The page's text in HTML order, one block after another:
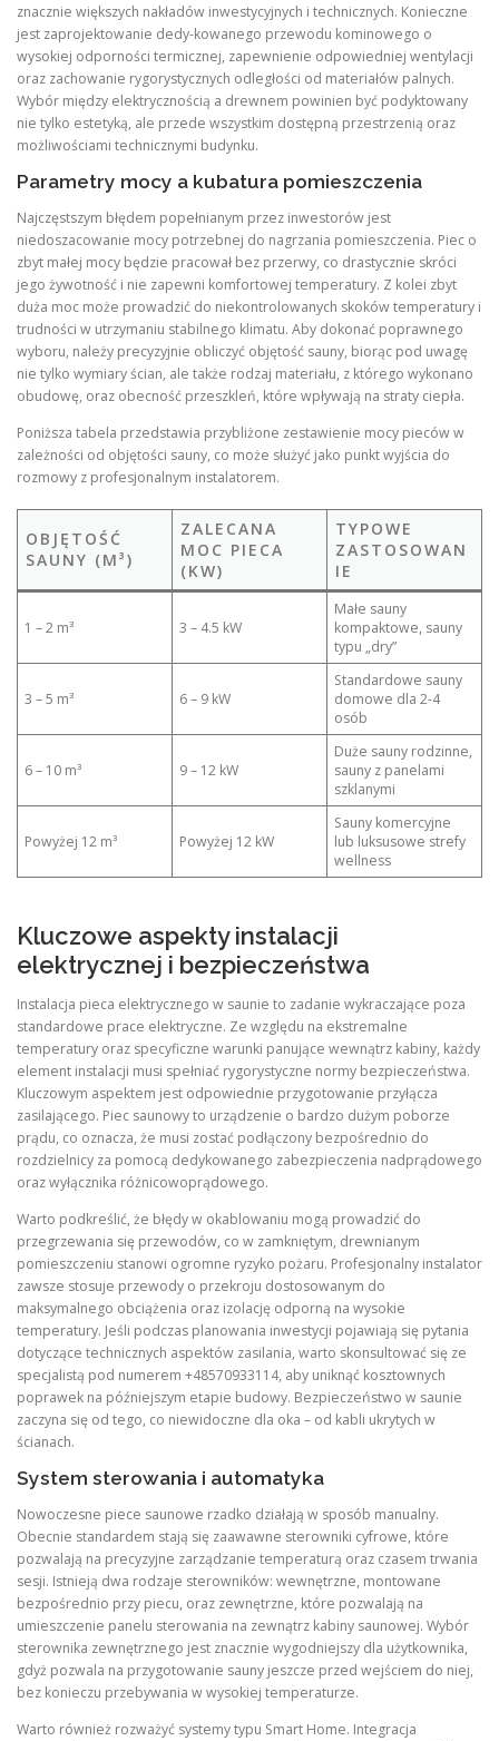
znacznie większych nakładów inwestycyjnych i technicznych. Konieczne
jest zaprojektowanie dedy-kowanego przewodu kominowego o
wysokiej odporności termicznej, zapewnienie odpowiedniej wentylacji
oraz zachowanie rygorystycznych odległości od materiałów palnych.
Wybór między elektrycznością a drewnem powinien być podyktowany
nie tylko estetyką, ale przede wszystkim dostępną przestrzenią oraz
możliwościami technicznymi budynku.
Parametry mocy a kubatura pomieszczenia
Najczęstszym błędem popełnianym przez inwestorów jest
niedoszacowanie mocy potrzebnej do nagrzania pomieszczenia. Piec o
zbyt małej mocy będzie pracował bez przerwy, co drastycznie skróci
jego żywotność i nie zapewni komfortowej temperatury. Z kolei zbyt
duża moc może prowadzić do niekontrolowanych skoków temperatury i
trudności w utrzymaniu stabilnego klimatu. Aby dokonać poprawnego
wyboru, należy precyzyjnie obliczyć objętość sauny, biorąc pod uwagę
nie tylko wymiary ścian, ale także rodzaj materiału, z którego wykonano
obudowę, oraz obecność przeszkleń, które wpływają na straty ciepła.
Poniższa tabela przedstawia przybliżone zestawienie mocy pieców w
zależności od objętości sauny, co może służyć jako punkt wyjścia do
rozmowy z profesjonalnym instalatorem.
OBJĘTOŚĆ
SAUNY (M³)
ZALECANA
MOC PIECA
(KW)
TYPOWE
ZASTOSOWAN
IE
1 – 2 m³ 3 – 4.5 kW
Małe sauny
kompaktowe, sauny
typu „dry”
3 – 5 m³ 6 – 9 kW
Standardowe sauny
domowe dla 2-4
osób
6 – 10 m³ 9 – 12 kW
Duże sauny rodzinne,
sauny z panelami
szklanymi
Powyżej 12 m³ Powyżej 12 kW
Sauny komercyjne
lub luksusowe strefy
wellness
Kluczowe aspekty instalacji
elektrycznej i bezpieczeństwa
Instalacja pieca elektrycznego w saunie to zadanie wykraczające poza
standardowe prace elektryczne. Ze względu na ekstremalne
temperatury oraz specyficzne warunki panujące wewnątrz kabiny, każdy
element instalacji musi spełniać rygorystyczne normy bezpieczeństwa.
Kluczowym aspektem jest odpowiednie przygotowanie przyłącza
zasilającego. Piec saunowy to urządzenie o bardzo dużym poborze
prądu, co oznacza, że musi zostać podłączony bezpośrednio do
rozdzielnicy za pomocą dedykowanego zabezpieczenia nadprądowego
oraz wyłącznika różnicowoprądowego.
Warto podkreślić, że błędy w okablowaniu mogą prowadzić do
przegrzewania się przewodów, co w zamkniętym, drewnianym
pomieszczeniu stanowi ogromne ryzyko pożaru. Profesjonalny instalator
zawsze stosuje przewody o przekroju dostosowanym do
maksymalnego obciążenia oraz izolację odporną na wysokie
temperatury. Jeśli podczas planowania inwestycji pojawiają się pytania
dotyczące technicznych aspektów zasilania, warto skonsultować się ze
specjalistą pod numerem +48570933114, aby uniknąć kosztownych
poprawek na późniejszym etapie budowy. Bezpieczeństwo w saunie
zaczyna się od tego, co niewidoczne dla oka – od kabli ukrytych w
ścianach.
System sterowania i automatyka
Nowoczesne piece saunowe rzadko działają w sposób manualny.
Obecnie standardem stają się zaawawne sterowniki cyfrowe, które
pozwalają na precyzyjne zarządzanie temperaturą oraz czasem trwania
sesji. Istnieją dwa rodzaje sterowników: wewnętrzne, montowane
bezpośrednio przy piecu, oraz zewnętrzne, które pozwalają na
umieszczenie panelu sterowania na zewnątrz kabiny saunowej. Wybór
sterownika zewnętrznego jest znacznie wygodniejszy dla użytkownika,
gdyż pozwala na przygotowanie sauny jeszcze przed wejściem do niej,
bez konieczu przebywania w wysokiej temperaturze.
Warto również rozważyć systemy typu Smart Home. Integracja